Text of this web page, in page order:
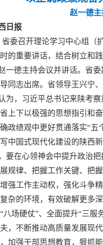
赵一德
日报
省委召开理论学习中心组（
的重要讲话，结合树立和
一德主持会议并讲话。省
同志出席。省领导王兴宁
为，习近平总书记来陕考
上下以极强的思想指引和
政绩观中更好贯通落实“五
中国式现代化建设的陕西新
要在心领神会中提升政治
规律、把握工作关键、把
强工作主动权，强化斗争
杂的环境，有效破解更多
八场硬仗”、全面提升“三
，不断推动高质量发展现
加强干部思想教育，狠抓